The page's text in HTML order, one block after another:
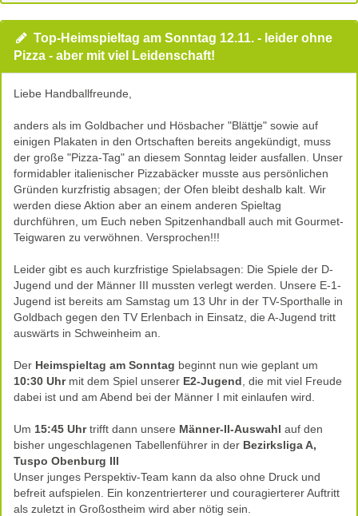
Top-Heimspieltag am Sonntag 12.11. - leider ohne
Pizza - aber mit viel Leidenschaft!
Liebe Handballfreunde,
anders als im Goldbacher und Hösbacher "Blättje" sowie auf
einigen Plakaten in den Ortschaften bereits angekündigt, muss
der große "Pizza-Tag" an diesem Sonntag leider ausfallen. Unser
formidabler italienischer Pizzabäcker musste aus persönlichen
Gründen kurzfristig absagen; der Ofen bleibt deshalb kalt. Wir
werden diese Aktion aber an einem anderen Spieltag
durchführen, um Euch neben Spitzenhandball auch mit Gourmet-
Teigwaren zu verwöhnen. Versprochen!!!
Leider gibt es auch kurzfristige Spielabsagen: Die Spiele der D-
Jugend und der Männer III mussten verlegt werden. Unsere E-1-
Jugend ist bereits am Samstag um 13 Uhr in der TV-Sporthalle in
Goldbach gegen den TV Erlenbach in Einsatz, die A-Jugend tritt
auswärts in Schweinheim an.
Der Heimspieltag am Sonntag beginnt nun wie geplant um
10:30 Uhrmit dem Spiel unserer E2-Jugend , die mit viel Freude
dabei ist und am Abend bei der Männer I mit einlaufen wird.
Um 15:45 Uhrtrifft dann unsere Männer-II-Auswahl auf den
bisher ungeschlagenen Tabellenführer in der Bezirksliga A,
Tuspo Obenburg III
Unser junges Perspektiv-Team kann da also ohne Druck und
befreit aufspielen. Ein konzentrierterer und couragierterer Auftritt
als zuletzt in Großostheim wird aber nötig sein.